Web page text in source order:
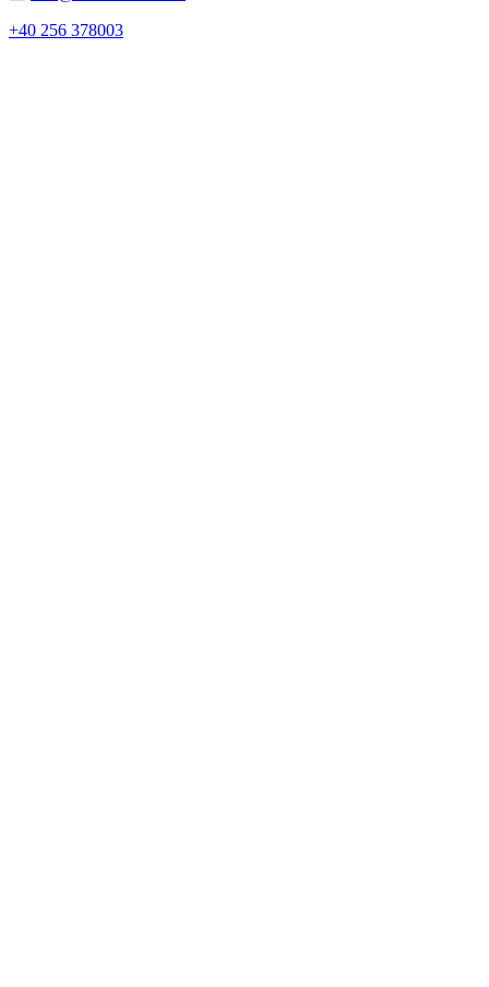
+40 256 378003